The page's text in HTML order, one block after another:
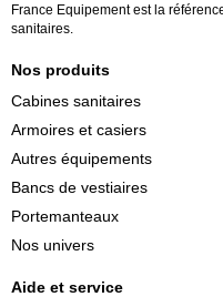
France Equipement est la
sanitaires.
Nos produits
Cabines sanitaires
Armoires et casiers
Autres équipements
Bancs de vestiaires
Portemanteaux
Nos univers
Aide et service